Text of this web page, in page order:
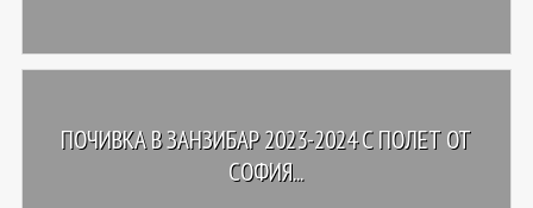
ПОЧИВКА В ЗАНЗИБАР 2023-2024 С ПОЛЕТ ОТ
СОФИЯ...